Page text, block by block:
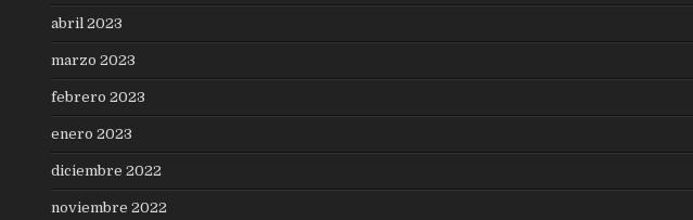
abril 2023
marzo 2023
febrero 2023
enero 2023
diciembre 2022
noviembre 2022